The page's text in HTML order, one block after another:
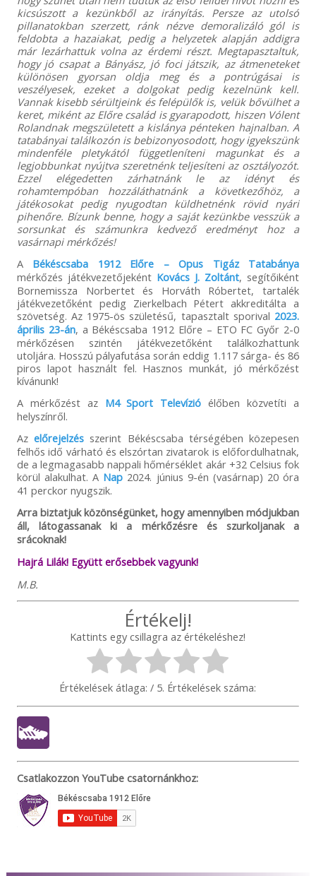
kicsúszott a kezünkből az irányítás. Persze az utolsó
pillanatokban szerzett, ránk nézve demoralizáló gól is
feldobta a hazaiakat, pedig a helyzetek alapján addigra
már lezárhattuk volna az érdemi részt. Megtapasztaltuk,
hogy jó csapat a Bányász, jó foci játszik, az átmeneteket
különösen gyorsan oldja meg és a pontrúgásai is
veszélyesek, ezeket a dolgokat pedig kezelnünk kell.
Vannak kisebb sérültjeink és felépülők is, velük bővülhet a
keret, miként az Előre család is gyarapodott, hiszen Vólent
Rolandnak megszületett a kislánya pénteken hajnalban. A
tatabányai találkozón is bebizonyosodott, hogy igyekszünk
mindenféle pletykától függetleníteni magunkat és a
legjobbunkat nyújtva szeretnénk teljesíteni az osztályozót.
Ezzel elégedetten zárhatnánk le az idényt és
rohamtempóban hozzáláthatnánk a következőhöz, a
játékosokat pedig nyugodtan küldhetnénk rövid nyári
pihenőre. Bízunk benne, hogy a saját kezünkbe vesszük a
sorsunkat és számunkra kedvező eredményt hoz a
vasárnapi mérkőzés!
A Békéscsaba 1912 Előre – Opus Tigáz Tatabánya
mérkőzés játékvezetőjeként Kovács J. Zoltánt, segítőiként
Bornemissza Norbertet és Horváth Róbertet, tartalék
játékvezetőként pedig Zierkelbach Pétert akkreditálta a
szövetség. Az 1975-ös születésű, tapasztalt sporival 2023.
április 23-án, a Békéscsaba 1912 Előre – ETO FC Győr 2-0
mérkőzésen szintén játékvezetőként találkozhattunk
utoljára. Hosszú pályafutása során eddig 1.117 sárga- és 86
piros lapot használt fel. Hasznos munkát, jó mérkőzést
kívánunk!
A mérkőzést az M4 Sport Televízió élőben közvetíti a
helyszínről.
Azelőrejelzés szerint Békéscsaba térségében közepesen
felhős idő várható és elszórtan zivatarok is előfordulhatnak,
de a legmagasabb nappali hőmérséklet akár +32 Celsius fok
körül alakulhat. A Nap 2024. június 9-én (vasárnap) 20 óra
41 perckor nyugszik.
Arra biztatjuk közönségünket, hogy amennyiben módjukban
áll, látogassanak ki a mérkőzésre és szurkoljanak a
srácoknak!
Hajrá Lilák! Együtt erősebbek vagyunk!
M.B.
Értékelj!
Kattints egy csillagra az értékeléshez!
Értékelések átlaga:/ 5. Értékelések száma:
Csatlakozzon YouTube csatornánkhoz: